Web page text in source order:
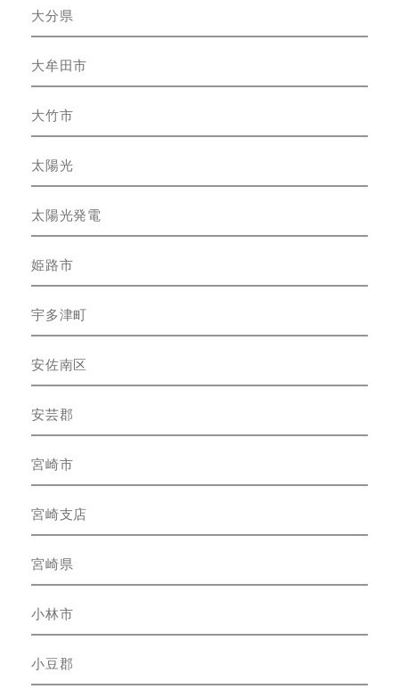
大分県
大牟田市
大竹市
太陽光
太陽光発電
姫路市
宇多津町
安佐南区
安芸郡
宮崎市
宮崎支店
宮崎県
小林市
小豆郡